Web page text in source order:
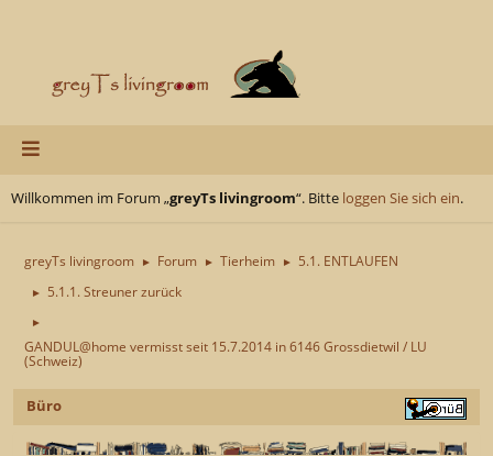
Willkommen im Forum „greyTs livingroom“. Bitte loggen Sie sich ein.
greyTs livingroom ► Forum ► Tierheim ► 5.1. ENTLAUFEN
► 5.1.1. Streuner zurück
►
GANDUL@home vermisst seit 15.7.2014 in 6146 Grossdietwil / LU
(Schweiz)
Büro